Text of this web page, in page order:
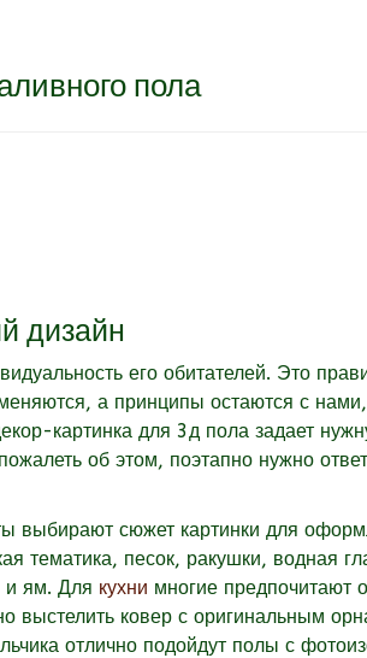
пола
дизайн
его обитателей. Это
а принципы остаются с
картинка для 3д пола задает
об этом, поэтапно нужно
выбирают сюжет картинки для
тематика, песок, ракушки, водная
и ям. Для кухни многие предпочитают
выстелить ковер с оригинальным
отлично подойдут полы с